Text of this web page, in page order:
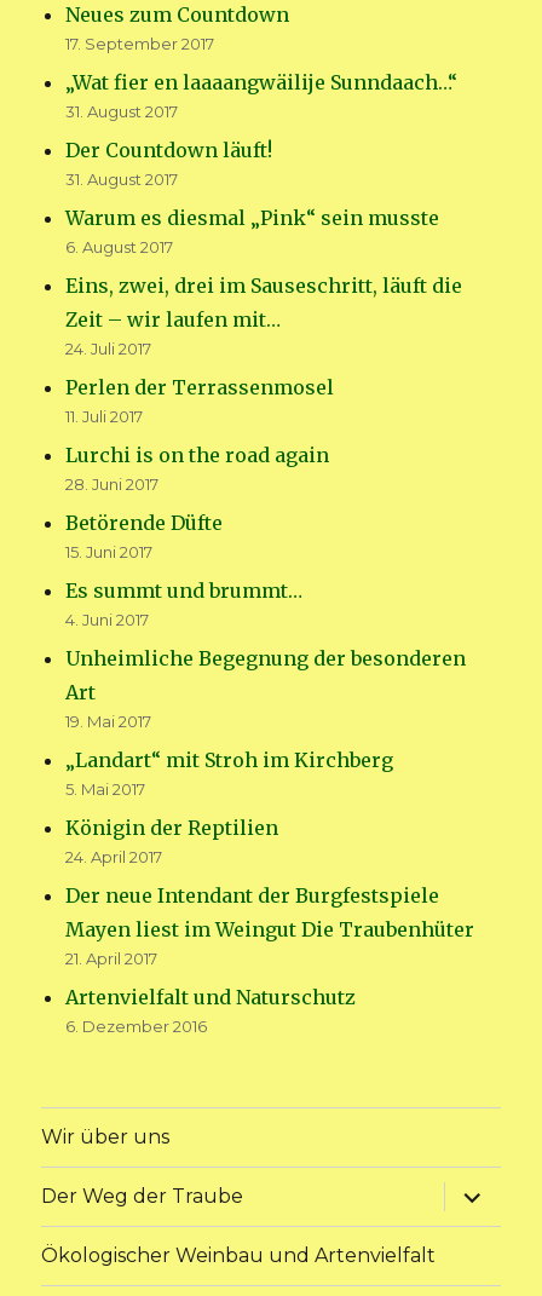
Neues zum Countdown
17. September 2017
„Wat fier en laaaangwäilije Sunndaach…“
31. August 2017
Der Countdown läuft!
31. August 2017
Warum es diesmal „Pink“ sein musste
6. August 2017
Eins, zwei, drei im Sauseschritt, läuft die
Zeit – wir laufen mit…
24. Juli 2017
Perlen der Terrassenmosel
11. Juli 2017
Lurchi is on the road again
28. Juni 2017
Betörende Düfte
15. Juni 2017
Es summt und brummt…
4. Juni 2017
Unheimliche Begegnung der besonderen
Art
19. Mai 2017
„Landart“ mit Stroh im Kirchberg
5. Mai 2017
Königin der Reptilien
24. April 2017
Der neue Intendant der Burgfestspiele
Mayen liest im Weingut Die Traubenhüter
21. April 2017
Artenvielfalt und Naturschutz
6. Dezember 2016
Wir über uns
Der Weg der Traube
Ökologischer Weinbau und Artenvielfalt